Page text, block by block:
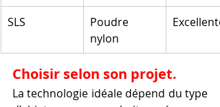
SLS
Poudre
nylon
Excellente
Choisir selon son projet.
La technologie idéale dépend du type